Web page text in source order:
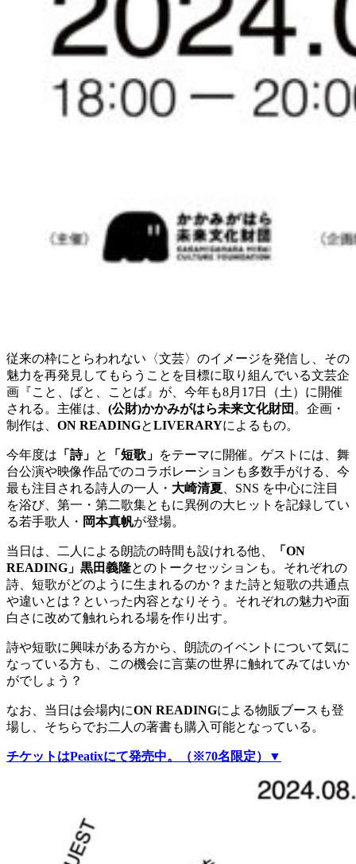
従来の枠にとらわれない〈文芸〉のイメージを発信し、その
魅力を再発見してもらうことを目標に取り組んでいる文芸企
画『こと、ばと、ことば』が、今年も8月17日（土）に開催
される。主催は、 (公財)かかみがはら未来文化財団 。企画・
制作は、 ON READINGとLIVERARYによるもの。
今年度は 「詩」 と 「短歌」 をテーマに開催。ゲストには、舞
台公演や映像作品でのコラボレーションも多数手がける、今
最も注目される詩人の一人・ 大崎清夏 、SNS を中心に注目
を浴び、第一・第二歌集ともに異例の大ヒットを記録してい
る若手歌人・ 岡本真帆が登場。
当日は、二人による朗読の時間も設けれる他、
「ON
READING」 黒田義隆とのトークセッションも。それぞれの
詩、短歌がどのように生まれるのか？また詩と短歌の共通点
や違いとは？といった内容となりそう。それぞれの魅力や面
白さに改めて触れられる場を作り出す。
詩や短歌に興味がある方から、朗読のイベントについて気に
なっている方も、この機会に言葉の世界に触れてみてはいか
がでしょう？
なお、当日は会場内にON READINGによる物販ブースも登
場し、そちらでお二人の著書も購入可能となっている。
チケットはPeatixにて発売中。（※70名限定）▼